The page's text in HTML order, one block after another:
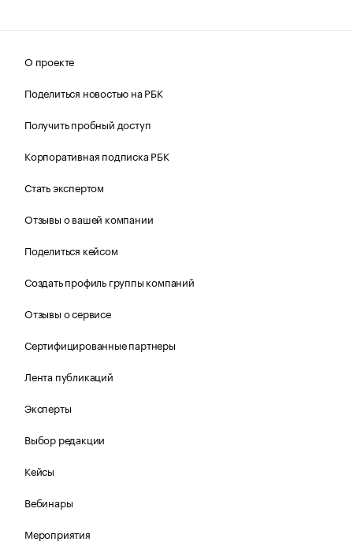
О проекте
Поделиться новостью на РБК
Получить пробный доступ
Корпоративная подписка РБК
Стать экспертом
Отзывы о вашей компании
Поделиться кейсом
Создать профиль группы компаний
Отзывы о сервисе
Сертифицированные партнеры
Лента публикаций
Эксперты
Выбор редакции
Кейсы
Вебинары
Мероприятия